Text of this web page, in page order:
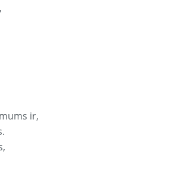
ir,